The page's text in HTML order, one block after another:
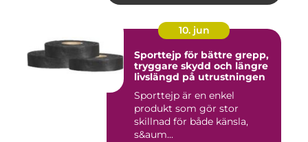
10. jun
Sporttejp för bättre grepp,
tryggare skydd och längre
livslängd på utrustningen
Sporttejp är en enkel
produkt som gör stor
skillnad för både känsla,
s&aum...